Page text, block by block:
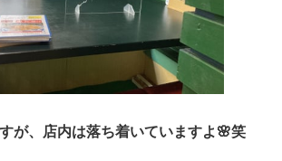
が、店内は落ち着いていますよ🌸笑